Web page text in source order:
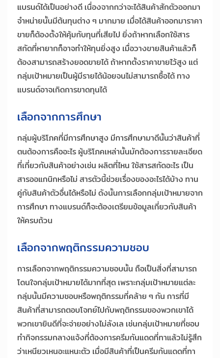
แบรนด์ได้เป็นอย่างดี เนื่องจากกว่าจะได้สินค้าสักตัวออกมา
จำหน่ายนั้นมีต้นทุนต่าง ๆ มากมาย เมื่อได้สินค้าออกมาราคา
ขายก็ต้องตั้งให้คุ้มกับทุนที่เสียไป ยิ่งถ้าหากเลือกใช้สาร
สกัดที่หายากก็อาจทำให้ทุนยิ่งสูง เมื่อวางขายสินค้าแล้วก็
ต้องสามารถสร้างยอดขายได้ ถ้าหากตั้งราคาขายไว้สูง แต่
กลุ่มเป้าหมายเป็นผู้มีรายได้น้อยจนไม่สามารถซื้อได้ ทาง
แบรนด์อาจเกิดการขาดทุนได้
เลือกจากการศึกษา
กลุ่มผู้บริโภคที่มีการศึกษาสูง มีการศึกษามาดีนั้นว่าสินค้าที่
ตนต้องการคืออะไร ผู้บริโภคเหล่านั้นมักต้องการรายละเอียด
ที่เกี่ยวกับสินค้าอย่างเช่น ผลิตที่ไหน ใช้สารสกัดอะไร เป็น
สารออแกนิกหรือไม่ สารตัวนี้ช่วยเรื่องของอะไรได้บ้าง ทาน
คู่กับสินค้าตัวอื่นได้หรือไม่ ดังนั้นการเลือกกลุ่มเป้าหมายจาก
การศึกษา ทางแบรนด์ก็จะต้องเตรียมข้อมูลเกี่ยวกับสินค้า
ให้ครบถ้วน
เลือกจากพฤติกรรมความชอบ
การเลือกจากพฤติกรรมความชอบนั้น ถือเป็นสิ่งที่สามารถ
โดนใจกลุ่มเป้าหมายได้มากที่สุด เพราะกลุ่มเป้าหมายแต่ละ
กลุ่มนั้นมีความชอบหรือพฤติกรรมที่คล้าย ๆ กัน การที่มี
สินค้าที่สามารถตอบโจทย์ไปกับพฤติกรรมของพวกเขาได้
พวกเขายินดีที่จะจ่ายอย่างไม่ลังเล เช่นกลุ่มเป้าหมายที่ชอบ
ทำกิจกรรมกลางแจ้งที่ต้องการครีมกันแดดที่ทาแล้วไม่รู้สึก
ว่าเหนียวเหนอะแหนะตัว เมื่อมีสินค้าที่เป็นครีมกันแดดที่ทา